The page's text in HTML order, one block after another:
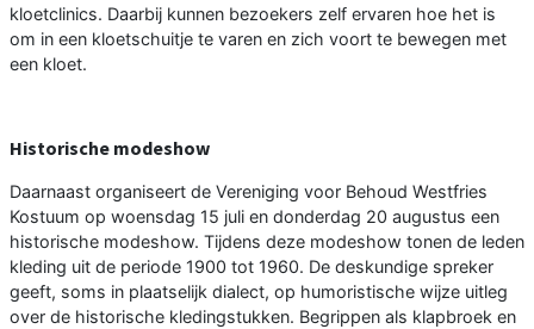
kloetclinics. Daarbij kunnen bezoekers zelf ervaren hoe het is
om in een kloetschuitje te varen en zich voort te bewegen met
een kloet.
Historische modeshow
Daarnaast organiseert de Vereniging voor Behoud Westfries
Kostuum op woensdag 15 juli en donderdag 20 augustus een
historische modeshow. Tijdens deze modeshow tonen de leden
kleding uit de periode 1900 tot 1960. De deskundige spreker
geeft, soms in plaatselijk dialect, op humoristische wijze uitleg
over de historische kledingstukken. Begrippen als klapbroek en